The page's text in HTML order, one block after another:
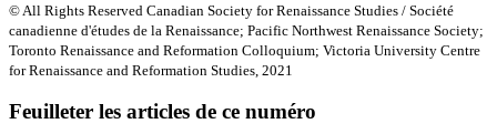
© All Rights Reserved Canadian Society for Renaissance Studies / Société
canadienne d'études de la Renaissance; Pacific Northwest Renaissance Society;
Toronto Renaissance and Reformation Colloquium; Victoria University Centre
for Renaissance and Reformation Studies, 2021
Feuilleter les articles de ce numéro